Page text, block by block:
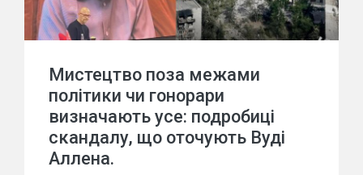
Мистецтво поза межами
політики чи гонорари
визначають усе: подробиці
скандалу, що оточують Вуді
Аллена.